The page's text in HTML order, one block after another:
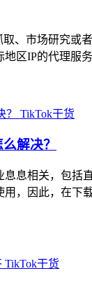
、市场研究或
区IP的代理服
TikTok干货
解决？
息相关，包括
，因此，在下
TikTok干货